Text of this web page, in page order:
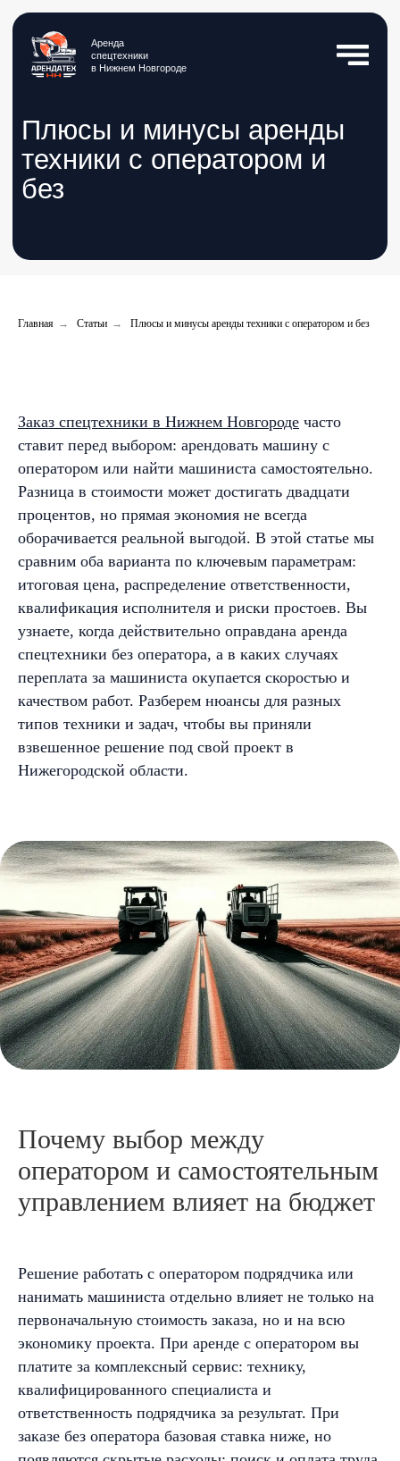
спецтехники
в Нижнем Новгороде
без
Главная → Статьи → Плюсы и минусы аренды техники с оператором и без
Заказ спецтехники в Нижнем Новгороде часто
ставит перед выбором: арендовать машину с
оператором или найти машиниста самостоятельно.
Разница в стоимости может достигать двадцати
процентов, но прямая экономия не всегда
оборачивается реальной выгодой. В этой статье мы
сравним оба варианта по ключевым параметрам:
итоговая цена, распределение ответственности,
квалификация исполнителя и риски простоев. Вы
узнаете, когда действительно оправдана аренда
спецтехники без оператора, а в каких случаях
переплата за машиниста окупается скоростью и
качеством работ. Разберем нюансы для разных
типов техники и задач, чтобы вы приняли
взвешенное решение под свой проект в
Нижегородской области.
Почему выбор между
оператором и самостоятельным
управлением влияет на бюджет
Решение работать с оператором подрядчика или
нанимать машиниста отдельно влияет не только на
первоначальную стоимость заказа, но и на всю
экономику проекта. При аренде с оператором вы
платите за комплексный сервис: технику,
квалифицированного специалиста и
ответственность подрядчика за результат. При
заказе без оператора базовая ставка ниже, но